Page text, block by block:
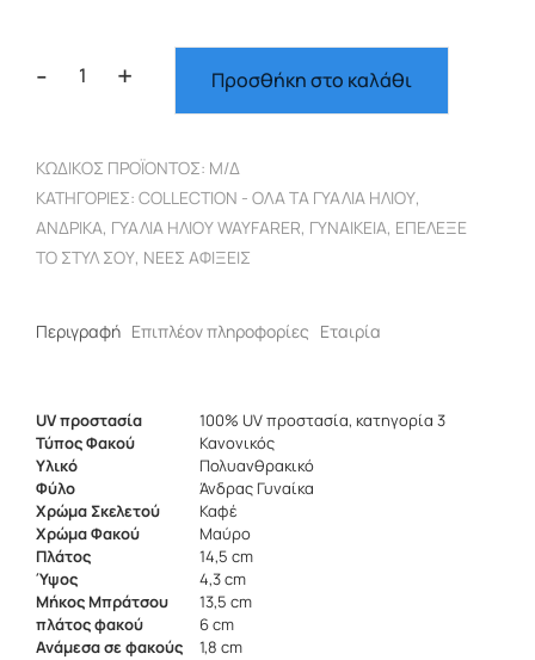
-
Wayfarer
μαύρος
φακός
5701
ποσότητα
+ Προσθήκη στο καλάθι
ΚΩΔΙΚΌΣ ΠΡΟΪΌΝΤΟΣ: Μ/Δ
ΚΑΤΗΓΟΡΊΕΣ: COLLECTION - ΌΛΑ ΤΑ ΓΥΑΛΙΆ ΗΛΊΟΥ,
ΑΝΔΡΙΚΆ, ΓΥΑΛΙΆ ΗΛΊΟΥ WAYFARER, ΓΥΝΑΙΚΕΊΑ, ΕΠΈΛΕΞΕ
ΤΟ ΣΤΥΛ ΣΟΥ, ΝΈΕΣ ΑΦΊΞΕΙΣ
Περιγραφή Επιπλέον πληροφορίες Εταιρία
UV προστασία
100% UV προστασία, κατηγορία 3
Τύπος Φακού
Κανονικός
Υλικό
Πολυανθρακικό
Φύλο
Άνδρας Γυναίκα
Χρώμα Σκελετού
Καφέ
Χρώμα Φακού
Μαύρο
Πλάτος
14,5 cm
Ύψος
4,3 cm
Μήκος Μπράτσου
13,5 cm
πλάτος φακού
6 cm
Ανάμεσα σε φακούς
1,8 cm